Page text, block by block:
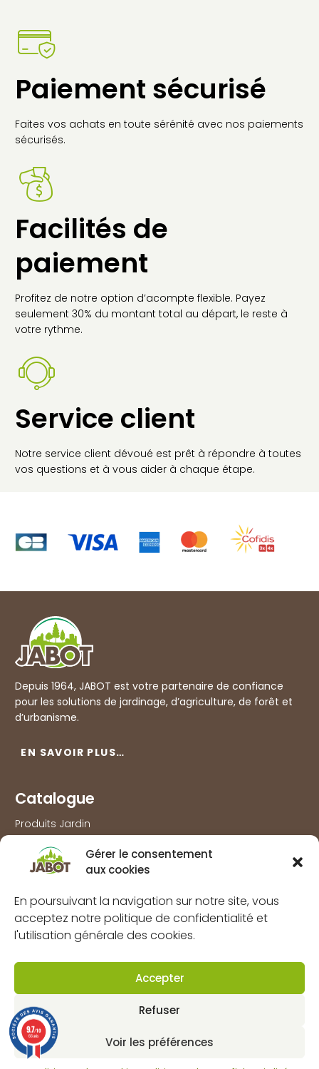
Gérer le consentement
aux cookies
En poursuivant la navigation sur notre site, vous
acceptez notre politique de confidentialité et
l'utilisation générale des cookies.
Accepter
Refuser
Voir les préférences
Paiement sécurisé
Faites vos achats en toute sérénité avec nos paiements
sécurisés.
Facilités de
paiement
Profitez de notre option d’acompte flexible. Payez
seulement 30% du montant total au départ, le reste à
votre rythme.
Service client
Notre service client dévoué est prêt à répondre à toutes
vos questions et à vous aider à chaque étape.
Depuis 1964, JABOT est votre partenaire de confiance
pour les solutions de jardinage, d’agriculture, de forêt et
d’urbanisme.
EN SAVOIR PLUS…
Catalogue
Produits Jardin
Produits Agri
Produits Bois
Produits Travaux extérieurs
Information
À propos
FAQs
Mentions légales
Politique de confidentialité
9.7/10
66 avis